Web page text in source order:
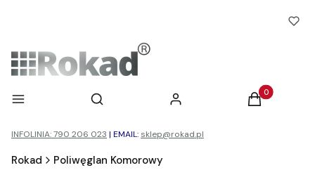
Menu Otwórz wyszukiwarkę
Szukaj Zaloguj się Produkty w
Koszyk
INFOLINIA: 790 206 023 | EMAIL: sklep@rokad.pl
Rokad Poliwęglan Komorowy